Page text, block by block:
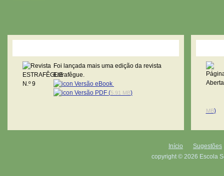
Foi lançada mais uma edição da revista
Estrafêgue.
Versão eBook
Versão PDF (5.91 MB)
MB)
Início
Sugestões
copyright © 2026 Escola